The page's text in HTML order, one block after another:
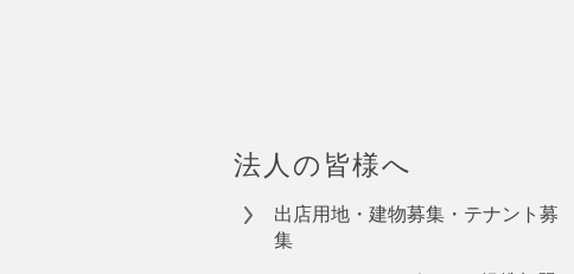
法人の皆様へ
出店用地・建物募集・テナント募
集